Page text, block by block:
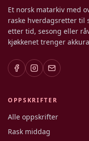
Et norsk matarkiv med
raske hverdagsretter til
etter tid, sesong eller
kjøkkenet trenger
OPPSKRIFTER
Alle oppskrifter
Rask middag